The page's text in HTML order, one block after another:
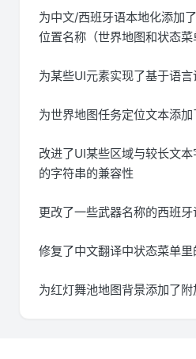
为中文/西班牙语本地化添加
位置名称（世界地图和状态
为某些UI元素实现了基于语
为世界地图任务定位文本添
改进了UI某些区域与较长文
的字符串的兼容性
更改了一些武器名称的西班
修复了中文翻译中状态菜单
为红灯舞池地图背景添加了附